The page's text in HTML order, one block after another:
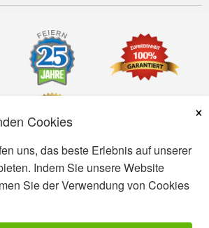
Cookies
×
uns, das beste Erlebnis auf unserer
Indem Sie unsere Website
Sie der Verwendung von Cookies
2026 BIOVEA. Alle rechte vorbehalten
Informationen sind nur für das allgemeine Wissen